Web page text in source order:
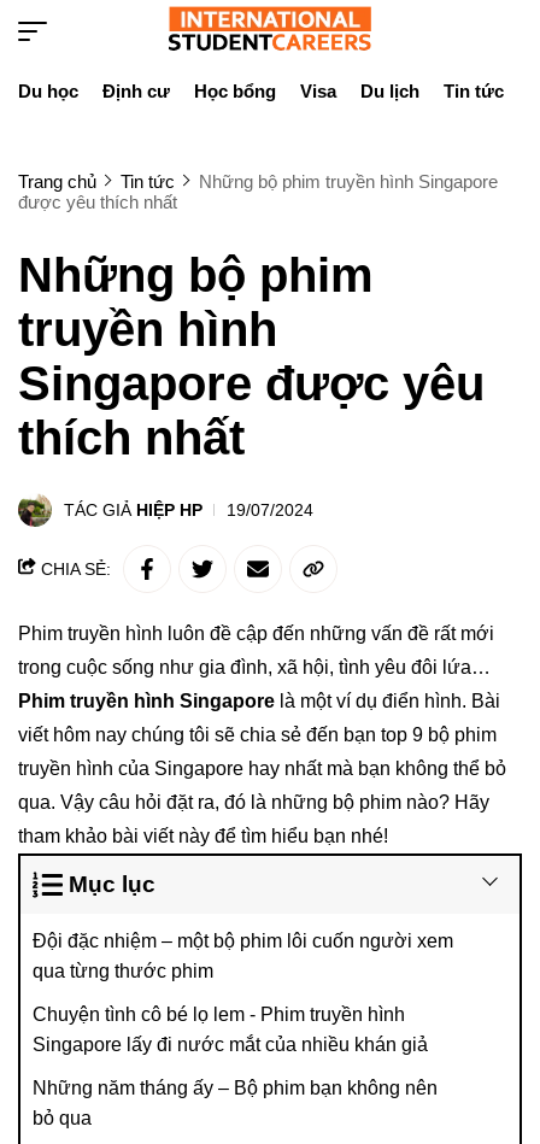
Du học Định cư Học bổng Visa Du lịch Tin tức
Trang chủ Tin tức
Những bộ phim truyền hình Singapore
được yêu thích nhất
Những bộ phim
truyền hình
Singapore được yêu
thích nhất
TÁC GIẢ HIỆP HP 19/07/2024
CHIA SẺ:
Phim truyền hình luôn đề cập đến những vấn đề rất mới
trong cuộc sống như gia đình, xã hội, tình yêu đôi lứa…
Phim truyền hình Singapore là một ví dụ điển hình. Bài
viết hôm nay chúng tôi sẽ chia sẻ đến bạn top 9 bộ phim
truyền hình của Singapore hay nhất mà bạn không thể bỏ
qua. Vậy câu hỏi đặt ra, đó là những bộ phim nào? Hãy
tham khảo bài viết này để tìm hiểu bạn nhé!
Mục lục
Đội đặc nhiệm – một bộ phim lôi cuốn người xem
qua từng thước phim
Chuyện tình cô bé lọ lem - Phim truyền hình
Singapore lấy đi nước mắt của nhiều khán giả
Những năm tháng ấy – Bộ phim bạn không nên
bỏ qua